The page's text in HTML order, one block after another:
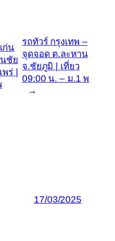
ก่น
ชัย
ร่ |
รถทัวร์ กรุงเทพ –
จุดจอด ต.ละหาน
จ.ชัยภูมิ | เที่ยว
09:00 น. – ม.1 พ
→
17/03/2025